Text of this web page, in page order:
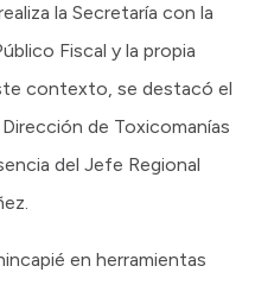
la Secretaría con la
Fiscal y la propia
contexto, se destacó el
de Toxicomanías
del Jefe Regional
en herramientas